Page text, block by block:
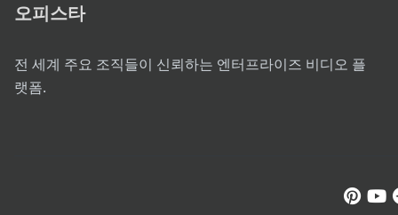
오피스타
전 세계 주요 조직들이 신뢰하는 엔터프라이즈 비디오 플
랫폼.